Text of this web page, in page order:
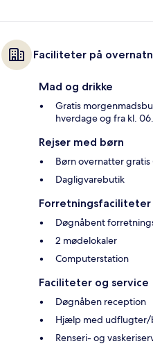
Faciliteter på
Mad og drikke
Gratis
hverdage og fra kl.
Rejser med børn
Børn overnatter gratis
Dagligvarebutik
Forretningsfaciliteter
Døgnåbent
2 mødelokaler
Computerstation
Faciliteter og service
Døgnåben reception
Hjælp med
Renseri- og